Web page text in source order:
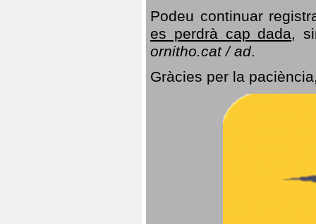
Podeu continuar
es perdrà cap dada,
ornitho.cat / ad.
Gràcies per la